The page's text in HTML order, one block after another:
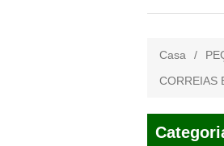
Casa /
CORREIAS